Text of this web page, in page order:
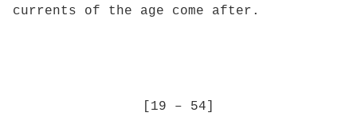
currents of the age come after.
[19 – 54]